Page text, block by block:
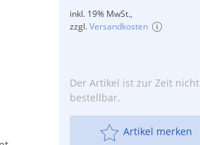
inkl. 19% MwSt.,
zzgl.Versandkosten
Der Artikel ist zur Zeit nicht
bestellbar.
Artikel merken